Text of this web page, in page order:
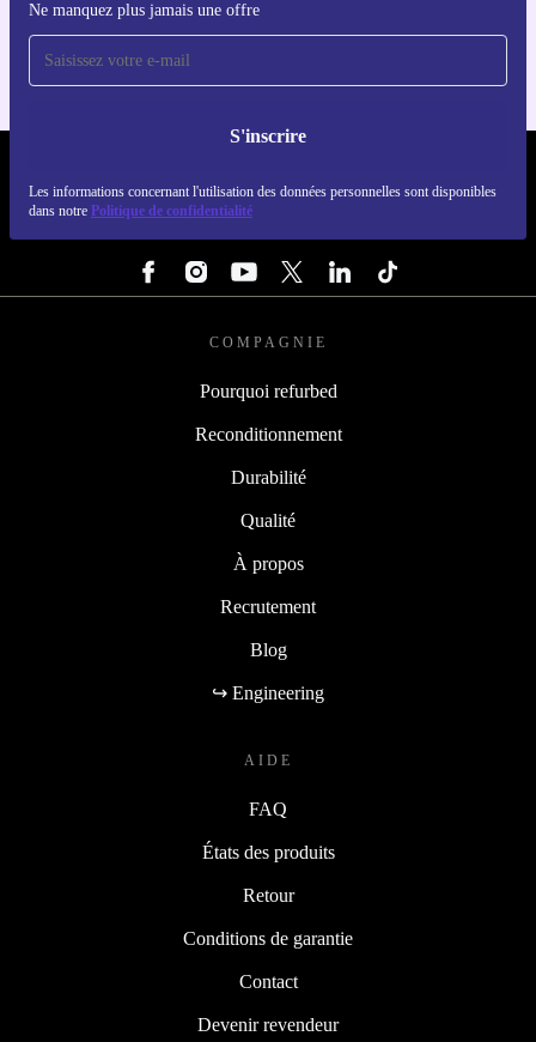
Ne manquez plus jamais une offre
S'inscrire
Les informations concernant l'utilisation des données personnelles sont disponibles
dans notre Politique de confidentialité
Pour iOS et Android
COMPAGNIE
Pourquoi refurbed
Reconditionnement
Durabilité
Qualité
À propos
Recrutement
Blog
↪ Engineering
AIDE
FAQ
États des produits
Retour
Conditions de garantie
Contact
Devenir revendeur